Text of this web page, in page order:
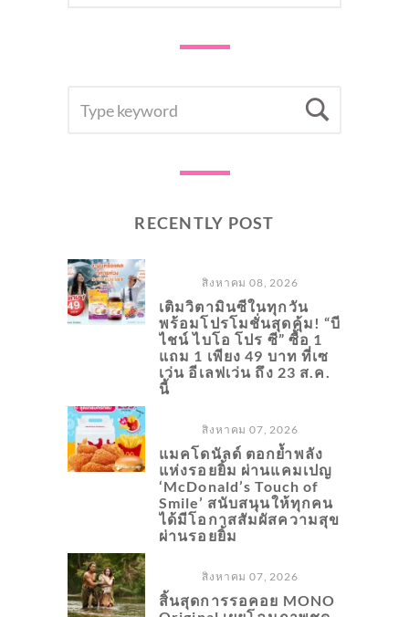
FOR:
RECENTLY POST
สิงหาคม 08, 2026
เติมวิตามินซีในทุกวัน
พร้อมโปรโมชั่นสุดคุ้ม! “บี
ไชน์ ไบโอ โปร ซี” ซื้อ 1
แถม 1 เพียง 49 บาท ที่เซ
เว่น อีเลฟเว่น ถึง 23 ส.ค.
นี้
สิงหาคม 07, 2026
แมคโดนัลด์ ตอกย้ำพลัง
แห่งรอยยิ้ม ผ่านแคมเปญ
‘McDonald’s Touch of
Smile’ สนับสนุนให้ทุกคน
ได้มีโอกาสสัมผัสความสุข
ผ่านรอยยิ้ม
สิงหาคม 07, 2026
สิ้นสุดการรอคอย MONO